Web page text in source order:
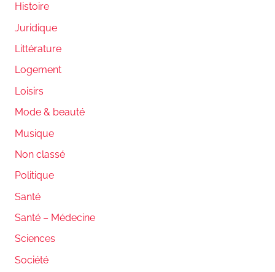
Histoire
Juridique
Littérature
Logement
Loisirs
Mode & beauté
Musique
Non classé
Politique
Santé
Santé – Médecine
Sciences
Société